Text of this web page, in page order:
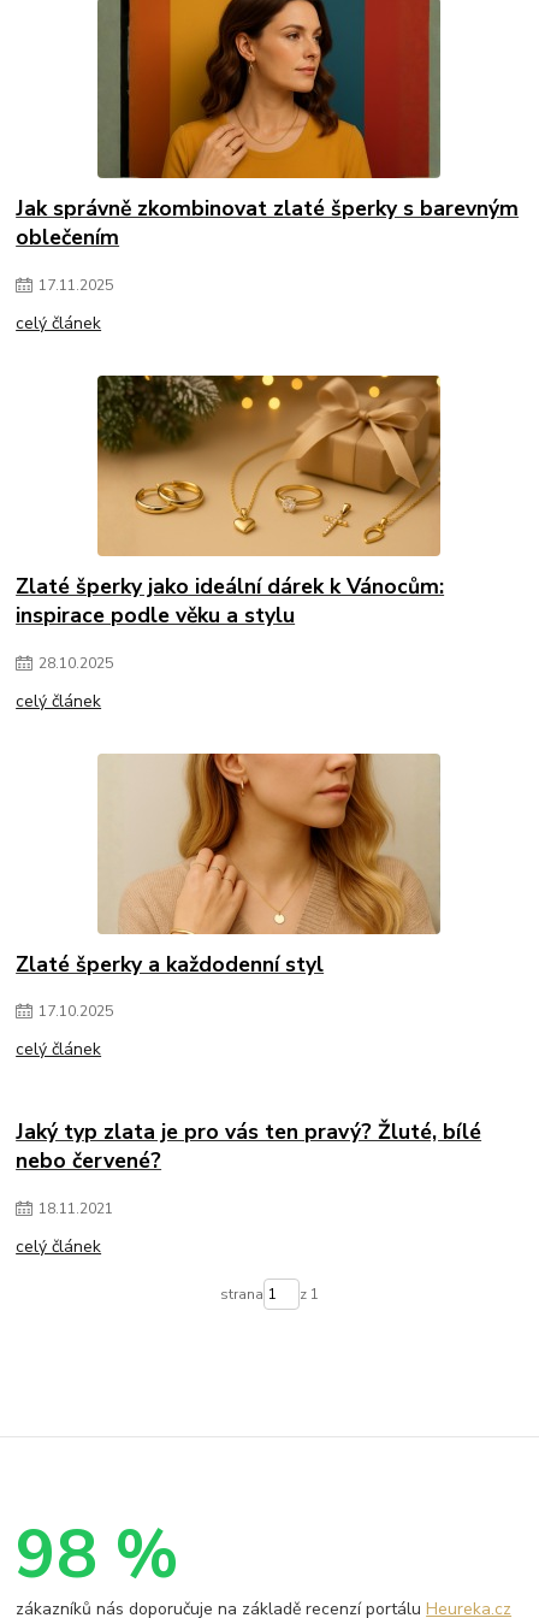
Jak správně zkombinovat zlaté šperky s barevným
oblečením
17.11.2025
celý článek
Zlaté šperky jako ideální dárek k Vánocům:
inspirace podle věku a stylu
28.10.2025
celý článek
Zlaté šperky a každodenní styl
17.10.2025
celý článek
Jaký typ zlata je pro vás ten pravý? Žluté, bílé
nebo červené?
18.11.2021
celý článek
strana z 1
98 %
zákazníků nás doporučuje na základě recenzí portáluHeureka.cz